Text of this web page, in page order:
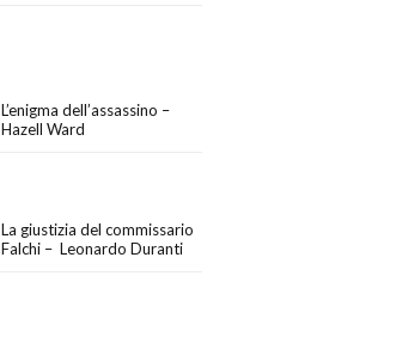
L’enigma dell’assassino –
Hazell Ward
La giustizia del commissario
Falchi – Leonardo Duranti